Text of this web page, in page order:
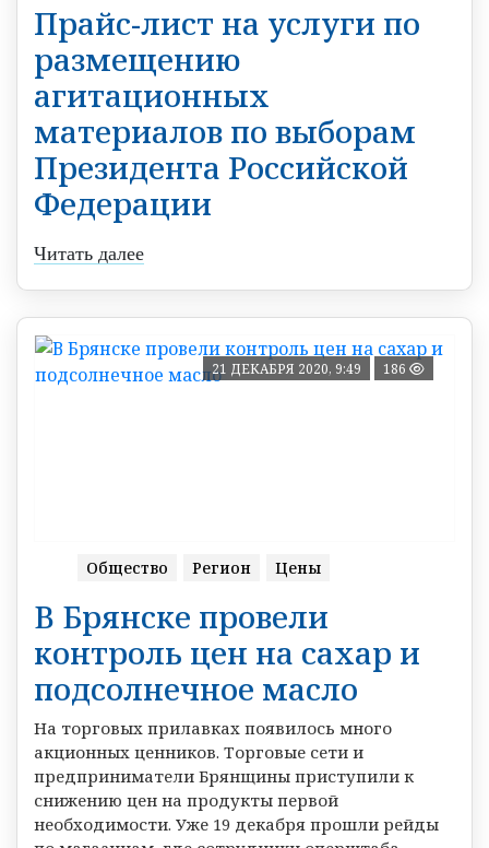
Прайс-лист на услуги по
размещению
агитационных
материалов по выборам
Президента Российской
Федерации
Читать далее
21 ДЕКАБРЯ 2020, 9:49 186
Общество Регион Цены
В Брянске провели
контроль цен на сахар и
подсолнечное масло
На торговых прилавках появилось много
акционных ценников. Торговые сети и
предприниматели Брянщины приступили к
снижению цен на продукты первой
необходимости. Уже 19 декабря прошли рейды